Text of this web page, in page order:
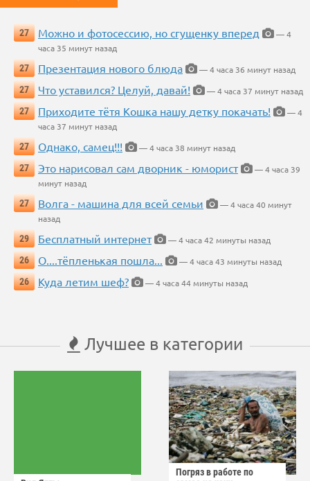
27 Можно и фотосессию, но сгущенку вперед
— 4
часа 35 минут назад
27
Презентация нового блюда
— 4 часа 36 минут назад
27
Что уставился? Целуй, давай!
— 4 часа 37 минут назад
27
Приходите тётя Кошка нашу детку покачать!
— 4
часа 37 минут назад
27
Однако, самец!!!
— 4 часа 38 минут назад
27
Это нарисовал сам дворник - юморист
— 4 часа 39
минут назад
27
Волга - машина для всей семьи
— 4 часа 40 минут
назад
29
Бесплатный интернет
— 4 часа 42 минуты назад
26
О....тёпленькая пошла...
— 4 часа 43 минуты назад
26
Куда летим шеф? — 4 часа 44 минуты назад
Лучшее в категории
Погряз в работе по